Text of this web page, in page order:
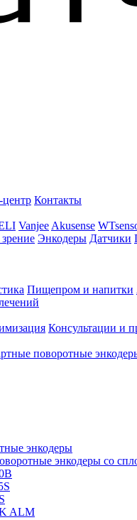
Контакты
Vanjee Akusense
Энкодеры Датчики
Пищепром и напитки
Консультации и
поворотные
энкодеры
энкодеры со
ALM